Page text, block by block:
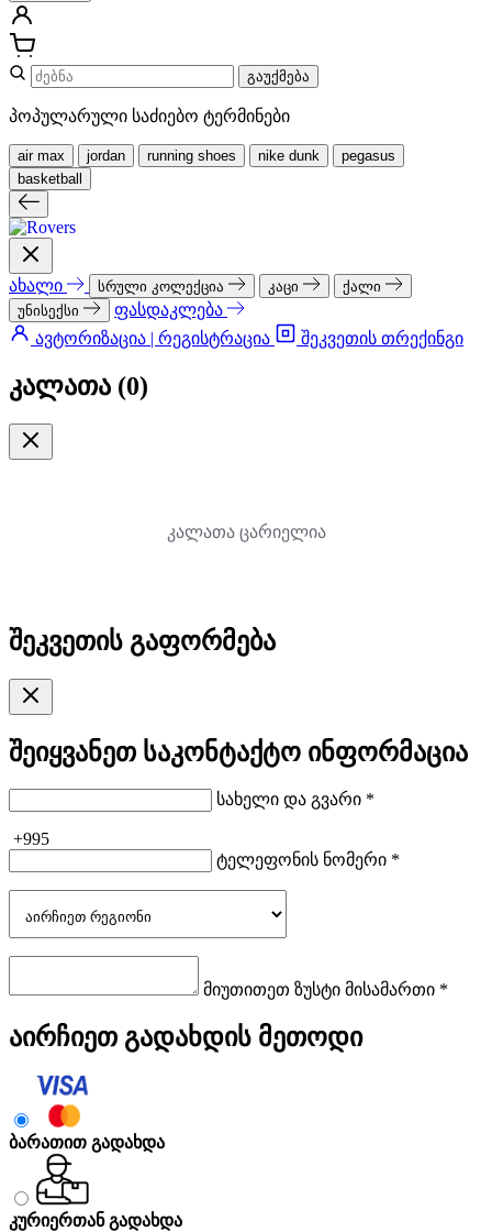
გაუქმება
პოპულარული საძიებო ტერმინები
air max jordan running shoes nike dunk
pegasus
basketball
ახალი სრული კოლექცია კაცი
ქალი
უნისექსი
ფასდაკლება
ავტორიზაცია | რეგისტრაცია
შეკვეთის თრექინგი
კალათა (0)
კალათა ცარიელია
შეკვეთის გაფორმება
შეიყვანეთ საკონტაქტო ინფორმაცია
სახელი და გვარი *
+995
ტელეფონის ნომერი *
მიუთითეთ ზუსტი მისამართი *
აირჩიეთ გადახდის მეთოდი
ბარათით გადახდა
კურიერთან გადახდა